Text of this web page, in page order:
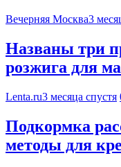
Вечерняя Москва3
Названы три
розжига для
Lenta.ru3 месяца спустя
Подкормка
методы для